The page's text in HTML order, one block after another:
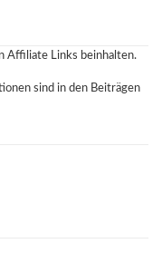
Affiliate Links beinhalten.
sind in den Beiträgen